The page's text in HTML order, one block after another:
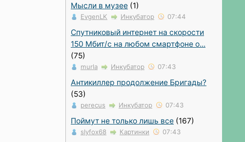
Мысли в музее (1)
EvgenLK Инкубатор 07:44
Спутниковый интернет на скорости
150 Мбит/с на любом смартфоне о...
(75)
murla Инкубатор 07:43
Антикиллер продолжение Бригады?
(53)
perecus Инкубатор 07:43
Поймут не только лишь все (167)
slyfox68 Картинки 07:43